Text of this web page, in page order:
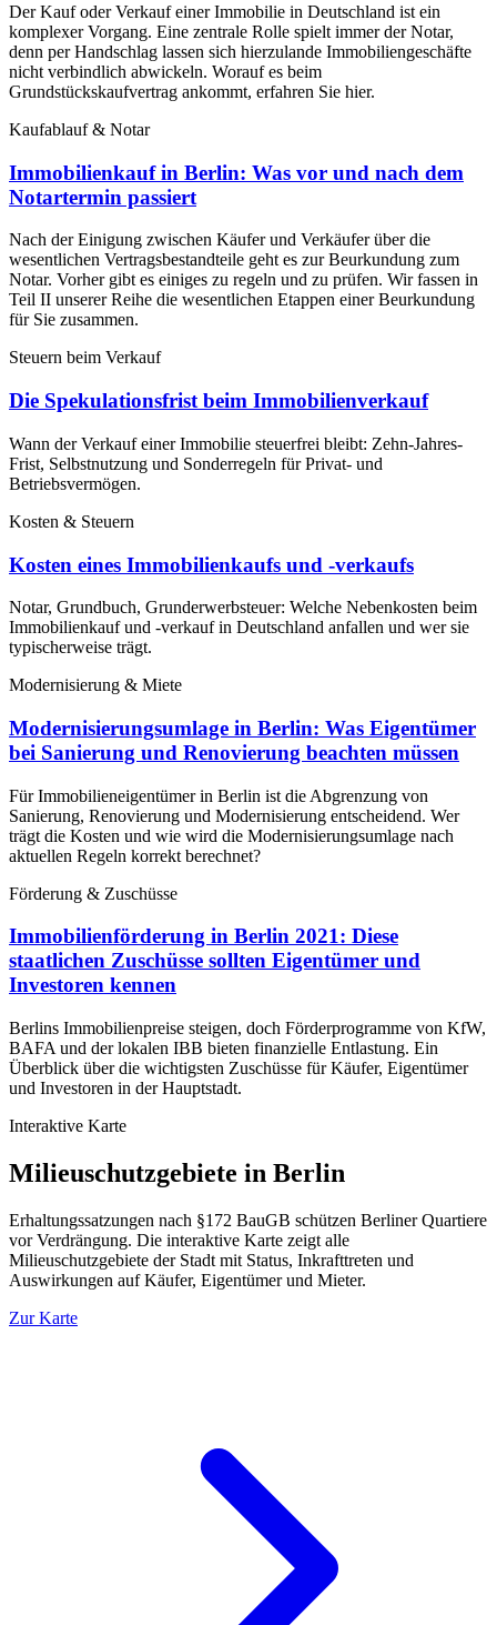
Der Kauf oder Verkauf einer Immobilie in Deutschland ist ein
komplexer Vorgang. Eine zentrale Rolle spielt immer der Notar,
denn per Handschlag lassen sich hierzulande Immobiliengeschäfte
nicht verbindlich abwickeln. Worauf es beim
Grundstückskaufvertrag ankommt, erfahren Sie hier.
Kaufablauf & Notar
Immobilienkauf in Berlin: Was vor und nach dem
Notartermin passiert
Nach der Einigung zwischen Käufer und Verkäufer über die
wesentlichen Vertragsbestandteile geht es zur Beurkundung zum
Notar. Vorher gibt es einiges zu regeln und zu prüfen. Wir fassen in
Teil II unserer Reihe die wesentlichen Etappen einer Beurkundung
für Sie zusammen.
Steuern beim Verkauf
Die Spekulationsfrist beim Immobilienverkauf
Wann der Verkauf einer Immobilie steuerfrei bleibt: Zehn-Jahres-
Frist, Selbstnutzung und Sonderregeln für Privat- und
Betriebsvermögen.
Kosten & Steuern
Kosten eines Immobilienkaufs und -verkaufs
Notar, Grundbuch, Grunderwerbsteuer: Welche Nebenkosten beim
Immobilienkauf und -verkauf in Deutschland anfallen und wer sie
typischerweise trägt.
Modernisierung & Miete
Modernisierungsumlage in Berlin: Was Eigentümer
bei Sanierung und Renovierung beachten müssen
Für Immobilieneigentümer in Berlin ist die Abgrenzung von
Sanierung, Renovierung und Modernisierung entscheidend. Wer
trägt die Kosten und wie wird die Modernisierungsumlage nach
aktuellen Regeln korrekt berechnet?
Förderung & Zuschüsse
Immobilienförderung in Berlin 2021: Diese
staatlichen Zuschüsse sollten Eigentümer und
Investoren kennen
Berlins Immobilienpreise steigen, doch Förderprogramme von KfW,
BAFA und der lokalen IBB bieten finanzielle Entlastung. Ein
Überblick über die wichtigsten Zuschüsse für Käufer, Eigentümer
und Investoren in der Hauptstadt.
Interaktive Karte
Milieuschutzgebiete in Berlin
Erhaltungssatzungen nach §172 BauGB schützen Berliner Quartiere
vor Verdrängung. Die interaktive Karte zeigt alle
Milieuschutzgebiete der Stadt mit Status, Inkrafttreten und
Auswirkungen auf Käufer, Eigentümer und Mieter.
Zur Karte